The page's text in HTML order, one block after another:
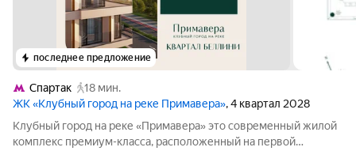
последнее предложение
Спартак
18 мин.
ЖК «Клубный город на реке Примавера», 4 квартал 2028
Клубный город на реке «Примавера» это современный жилой
комплекс премиум-класса, расположенный на первой